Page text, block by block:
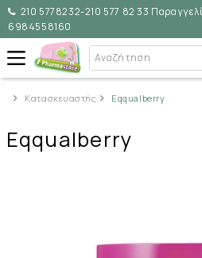
210 5778232-210 577 82 33
6984558160
Κατασκευαστής Eqqualberry
Eqqualberry